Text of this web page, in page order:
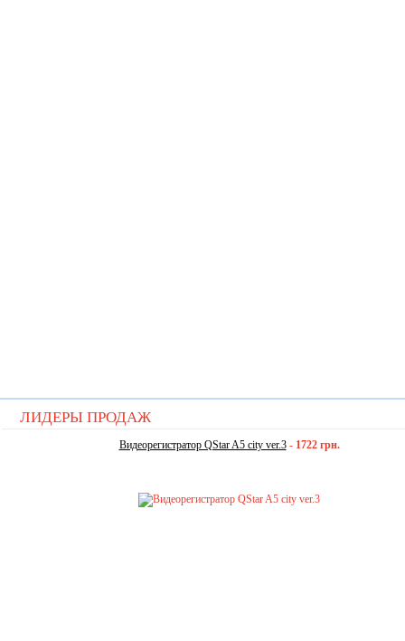
ЛИДЕРЫ ПРОДАЖ
Видеорегистратор QStar A5 city ver.3- 1722 грн.